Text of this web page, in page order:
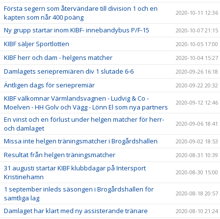
Första segern som återvändare till division 1 och en
kapten som når 400 poäng
2020-10-11 12:36
Ny grupp startar inom KIBF- innebandybus P/F-15 2020-10-07 21:15
KIBF säljer Sportlotten 2020-10-05 17:00
KIBF herr och dam - helgens matcher 2020-10-04 15:27
Damlagets seriepremiären div 1 slutade 6-6 2020-09-26 16:18
Äntligen dags för seriepremiär 2020-09-22 20:32
KIBF välkomnar Värmlandsvagnen - Ludvig & Co -
Moelven - HH Golv och Vägg - Lönn El som nya partners
2020-09-12 12:46
En vinst och en förlust under helgen matcher för herr-
och damlaget
2020-09-06 18:41
Missa inte helgen träningsmatcher i Brogårdshallen 2020-09-02 18:53
Resultat från helgen träningsmatcher 2020-08-31 10:39
31 augusti startar KIBF klubbdagar på Intersport
Kristinehamn
2020-08-30 15:00
1 september inleds säsongen i Brogårdshallen för
samtliga lag
2020-08-18 20:57
Damlaget har klart med ny assisterande tränare 2020-08-10 21:24